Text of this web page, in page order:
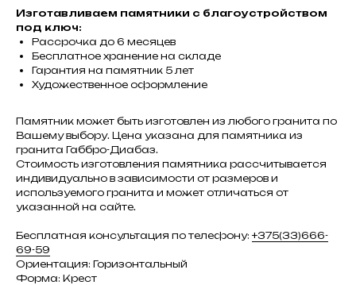
Изготавливаем памятники с благоустройством
под ключ:
Рассрочка до 6 месяцев
Бесплатное хранение на складе
Гарантия на памятник 5 лет
Художественное оформление
Памятник может быть изготовлен из любого гранита по
Вашему выбору. Цена указана для памятника из
гранита Габбро-Диабаз.
Стоимость изготовления памятника рассчитывается
индивидуально в зависимости от размеров и
используемого гранита и может отличаться от
указанной на сайте.
Бесплатная консультация по телефону: +375(33)666-
69-59
Ориентация: Горизонтальный
Форма: Крест